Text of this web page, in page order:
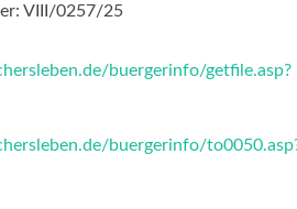
VIII/0257/25
buergerinfo/getfile.asp?
buergerinfo/